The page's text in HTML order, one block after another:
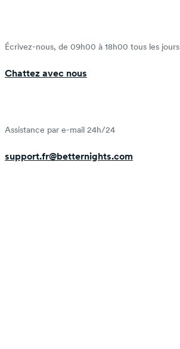
Écrivez-nous, de 09h00 à 18h00 tous les jours
Chattez avec nous
Assistance par e-mail 24h/24
support.fr@betternights.com